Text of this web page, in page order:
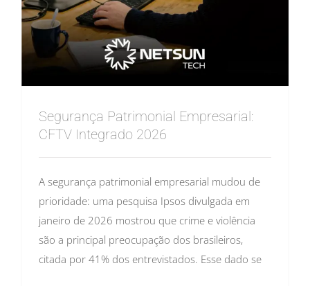
Segurança Patrimonial Empresarial:
CFTV Integrado 2026
A segurança patrimonial empresarial mudou de
prioridade: uma pesquisa Ipsos divulgada em
janeiro de 2026 mostrou que crime e violência
são a principal preocupação dos brasileiros,
citada por 41% dos entrevistados. Esse dado se